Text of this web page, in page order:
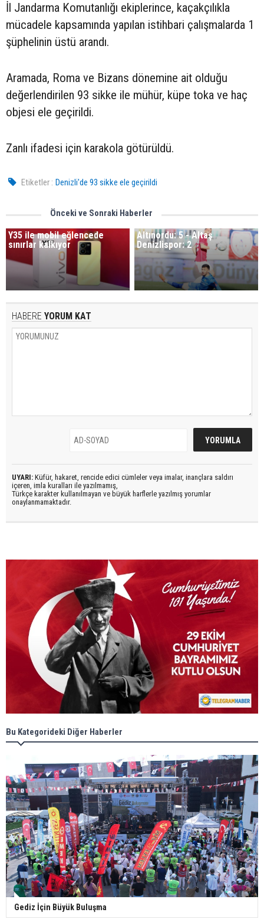
İl Jandarma Komutanlığı ekiplerince, kaçakçılıkla
mücadele kapsamında yapılan istihbari çalışmalarda 1
şüphelinin üstü arandı.
Aramada, Roma ve Bizans dönemine ait olduğu
değerlendirilen 93 sikke ile mühür, küpe toka ve haç
objesi ele geçirildi.
Zanlı ifadesi için karakola götürüldü.
Etiketler : Denizli'de 93 sikke ele geçirildi
Önceki ve Sonraki Haberler
Y35 ile mobil eğlencede
sınırlar kalkıyor
Altınordu: 5 - Altaş
Denizlispor: 2
HABERE YORUM KAT
UYARI: Küfür, hakaret, rencide edici cümleler veya imalar, inançlara saldırı
içeren, imla kuralları ile yazılmamış,
Türkçe karakter kullanılmayan ve büyük harflerle yazılmış yorumlar
onaylanmamaktadır.
Bu Kategorideki Diğer Haberler
Gediz İçin Büyük Buluşma